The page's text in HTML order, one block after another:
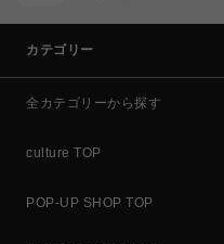
カテゴリー
全カテゴリーから探す
culture TOP
POP-UP SHOP TOP